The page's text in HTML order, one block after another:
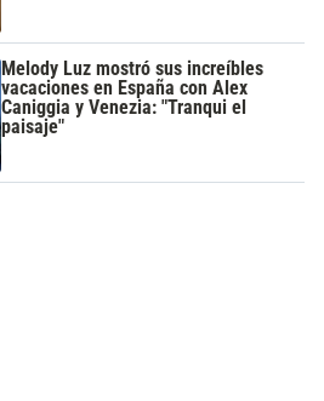
Melody Luz mostró sus increíbles
vacaciones en España con Alex
Caniggia y Venezia: "Tranqui el
paisaje"